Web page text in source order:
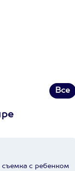
Все
с ребенком